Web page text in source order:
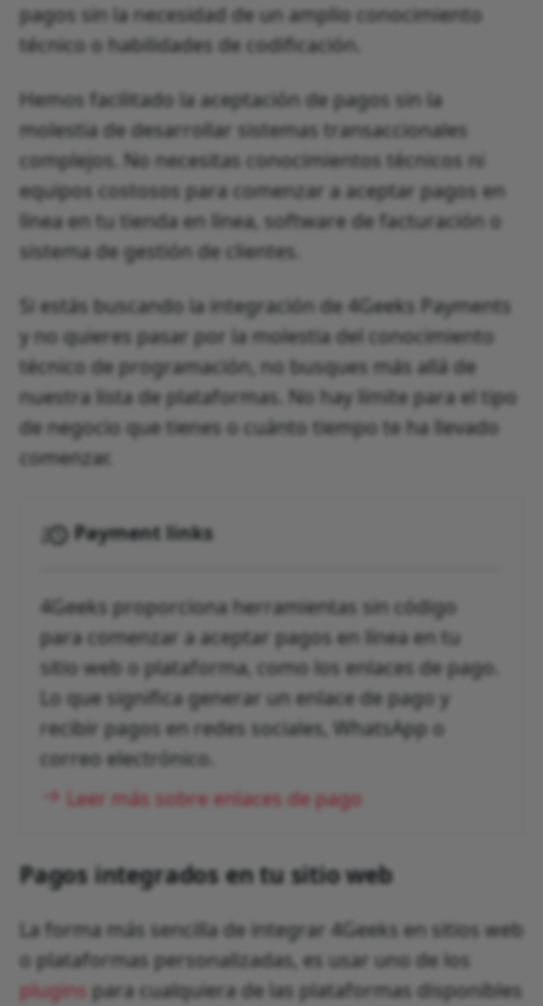
pagos sin la necesidad de un amplio conocimiento
técnico o habilidades de codificación.
Hemos facilitado la aceptación de pagos sin la
molestia de desarrollar sistemas transaccionales
complejos. No necesitas conocimientos técnicos ni
equipos costosos para comenzar a aceptar pagos en
línea en tu tienda en línea, software de facturación o
sistema de gestión de clientes.
Si estás buscando la integración de 4Geeks Payments
y no quieres pasar por la molestia del conocimiento
técnico de programación, no busques más allá de
nuestra lista de plataformas. No hay límite para el tipo
de negocio que tienes o cuánto tiempo te ha llevado
comenzar.
Payment links
4Geeks proporciona herramientas sin código
para comenzar a aceptar pagos en línea en tu
sitio web o plataforma, como los enlaces de pago.
Lo que significa generar un enlace de pago y
recibir pagos en redes sociales, WhatsApp o
correo electrónico.
Leer más sobre enlaces de pago
Pagos integrados en tu sitio web
La forma más sencilla de integrar 4Geeks en sitios web
o plataformas personalizadas, es usar uno de los
plugins para cualquiera de las plataformas disponibles